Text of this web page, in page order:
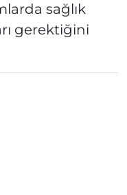
sağlık
gerektiğini